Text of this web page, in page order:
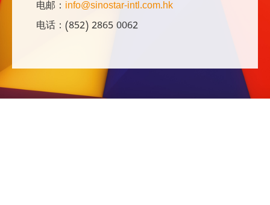
电邮： info@sinostar-intl.com.hk
电话：(852) 2865 0062